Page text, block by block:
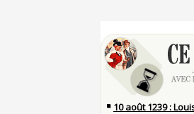
Rouelle 3 AOÛT
Musée Jean de La
rénovation 2 AOÛT
2 août 1802 :
les siècles
27 mai 1610 :
du roi Henri IV
Pierre qui roule
Qui aime bien châtie
Tout vient à point à